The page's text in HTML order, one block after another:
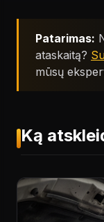
Patarimas:
ataskaitą?
mūsų
Ką